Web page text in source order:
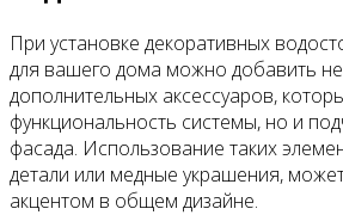
При установке декоративных
для вашего дома можно добавить
дополнительных аксессуаров,
функциональность системы, но и
фасада. Использование таких
детали или медные украшения,
акцентом в общем дизайне.